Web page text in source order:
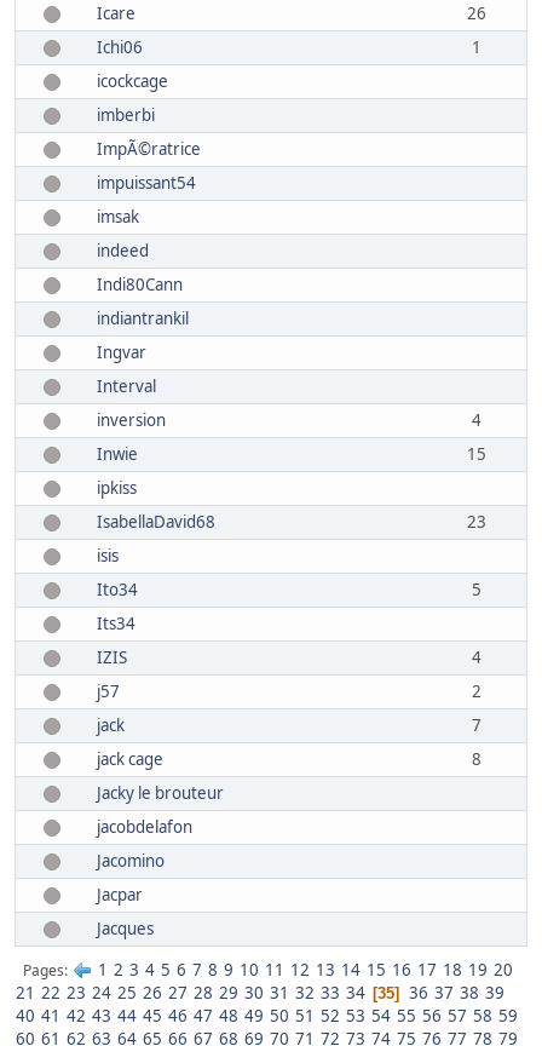
Icare
26
Ichi06
1
icockcage
imberbi
ImpÃ©ratrice
impuissant54
imsak
indeed
Indi80Cann
indiantrankil
Ingvar
Interval
inversion
4
Inwie
15
ipkiss
IsabellaDavid68
23
isis
Ito34
5
Its34
IZIS
4
j57
2
jack
7
jack cage
8
Jacky le brouteur
jacobdelafon
Jacomino
Jacpar
Jacques
Pages 1 2 3 4 5 6 7 8 9 10 11 12 13 14 15 16 17 18 19 20
21 22 23 24 25 26 27 28 29 30 31 32 33 34 35 36 37 38 39
40 41 42 43 44 45 46 47 48 49 50 51 52 53 54 55 56 57 58 59
60 61 62 63 64 65 66 67 68 69 70 71 72 73 74 75 76 77 78 79